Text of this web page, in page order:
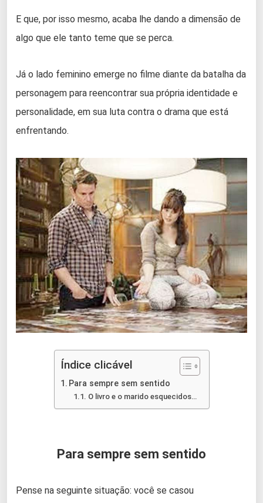
E que, por isso mesmo, acaba lhe dando a dimensão de
algo que ele tanto teme que se perca.
Já o lado feminino emerge no filme diante da batalha da
personagem para reencontrar sua própria identidade e
personalidade, em sua luta contra o drama que está
enfrentando.
Índice clicável
Para sempre sem sentido
O livro e o marido esquecidos…
Para sempre sem sentido
Pense na seguinte situação: você se casou